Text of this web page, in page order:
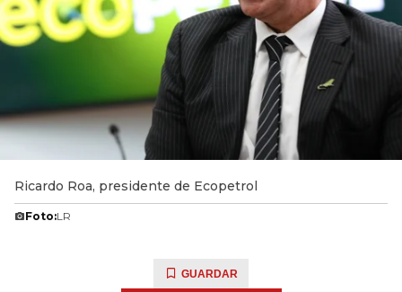
Ricardo Roa, presidente de Ecopetrol
Foto:LR
GUARDAR